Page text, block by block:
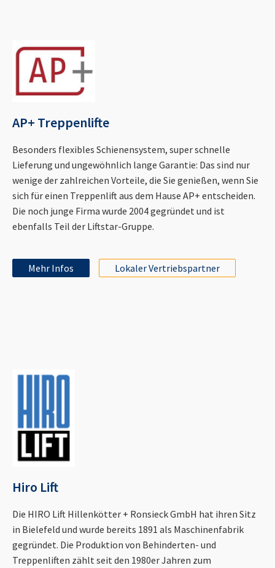
AP+ Treppenlifte
Besonders flexibles Schienensystem, super schnelle
Lieferung und ungewöhnlich lange Garantie: Das sind nur
wenige der zahlreichen Vorteile, die Sie genießen, wenn Sie
sich für einen Treppenlift aus dem Hause AP+ entscheiden.
Die noch junge Firma wurde 2004 gegründet und ist
ebenfalls Teil der Liftstar-Gruppe.
Mehr Infos Lokaler Vertriebspartner
Hiro Lift
Die HIRO Lift Hillenkötter + Ronsieck GmbH hat ihren Sitz
in Bielefeld und wurde bereits 1891 als Maschinenfabrik
gegründet. Die Produktion von Behinderten- und
Treppenliften zählt seit den 1980er Jahren zum